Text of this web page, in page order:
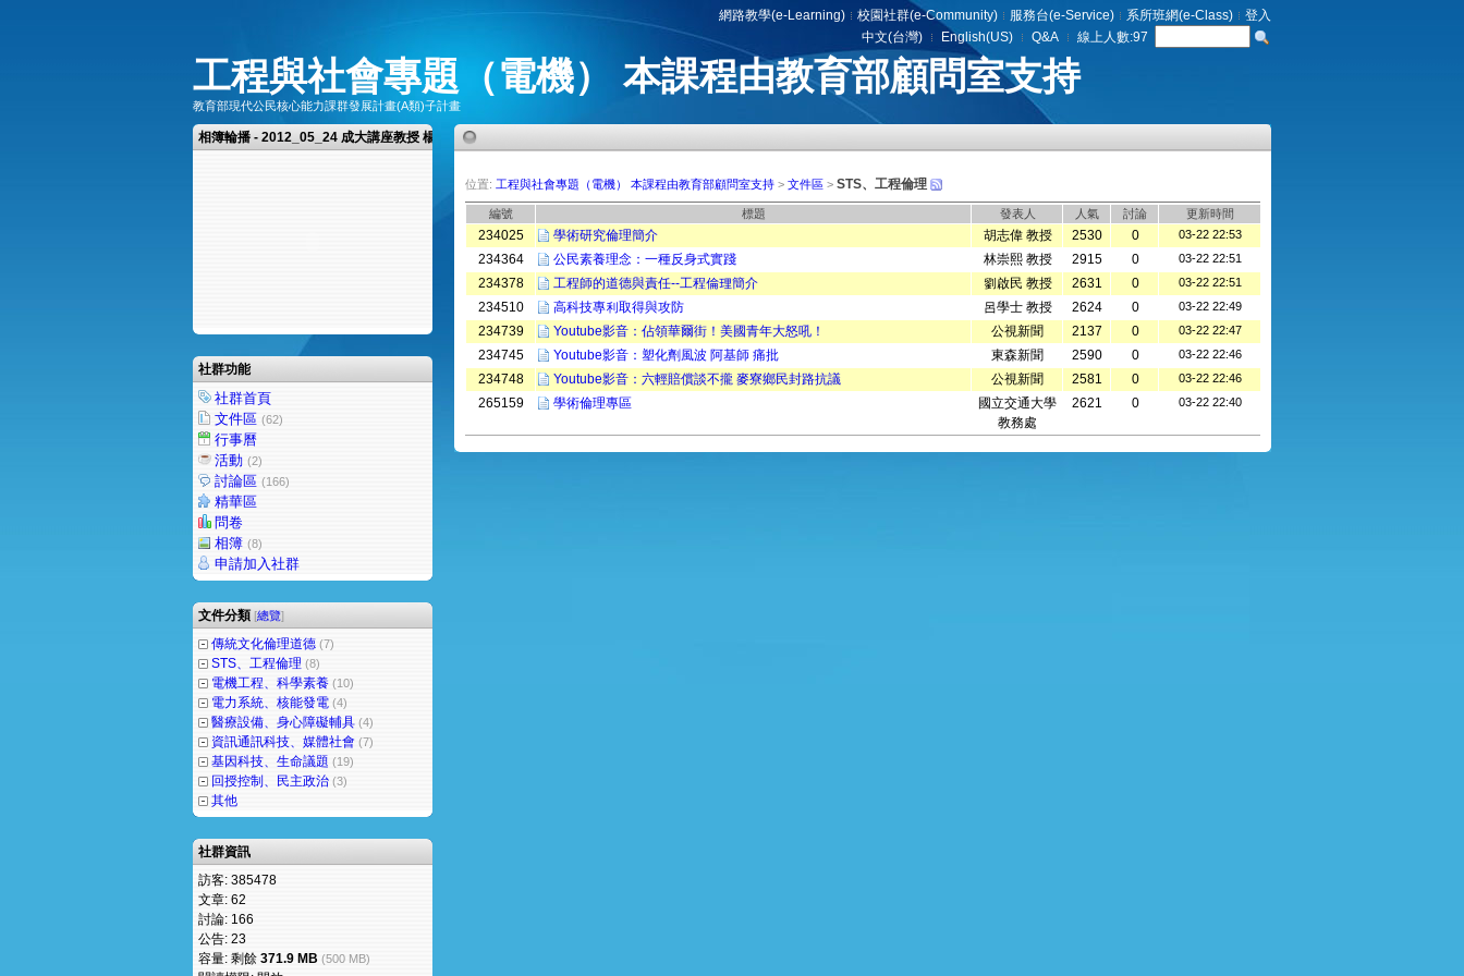
網路教學(e-Learning) 校園社群(e-Community) 服務台(e-Service) 系所班網(e-Class)
登入
中文(台灣)
English(US) Q&A 線上人數:97
工程與社會專題（電機） 本課程由教育部顧問室支持
教育部現代公民核心能力課群發展計畫(A類)子計畫
相簿輪播 - 2012_05_24 成大講座教授 楊憲東教授 演講
社群功能
社群首頁
文件區 (62)
行事曆
活動 (2)
討論區 (166)
精華區
問卷
相簿 (8)
申請加入社群
文件分類 [總覽]
傳統文化倫理道德 (7)
STS、工程倫理 (8)
電機工程、科學素養 (10)
電力系統、核能發電 (4)
醫療設備、身心障礙輔具 (4)
資訊通訊科技、媒體社會 (7)
基因科技、生命議題 (19)
回授控制、民主政治 (3)
其他
社群資訊
訪客: 385478
文章: 62
討論: 166
公告: 23
容量: 剩餘 371.9 MB (500 MB)
位置: 工程與社會專題（電機） 本課程由教育部顧問室支持 > 文件區 > STS、工程倫理
編號 標題 發表人 人氣 討論 更新時間
234025 學術研究倫理簡介 胡志偉 教授 2530 0 03-22 22:53
234364 公民素養理念：一種反身式實踐 林崇熙 教授 2915 0 03-22 22:51
234378 工程師的道德與責任--工程倫理簡介 劉啟民 教授 2631 0 03-22 22:51
234510 高科技專利取得與攻防 呂學士 教授 2624 0 03-22 22:49
234739 Youtube影音：佔領華爾街！美國青年大怒吼！ 公視新聞 2137 0 03-22 22:47
234745 Youtube影音：塑化劑風波 阿基師 痛批 東森新聞 2590 0 03-22 22:46
234748 Youtube影音：六輕賠償談不攏 麥寮鄉民封路抗議 公視新聞 2581 0 03-22 22:46
265159 學術倫理專區
國立交通大學
教務處
2621 0 03-22 22:40